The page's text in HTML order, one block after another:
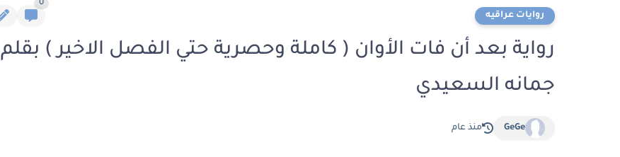
روايات عراقيه
0
رواية بعد أن فات الأوان ( كاملة وحصرية حتي الفصل الاخير ) بقلم
جمانه السعيدي
GeGe منذ عام